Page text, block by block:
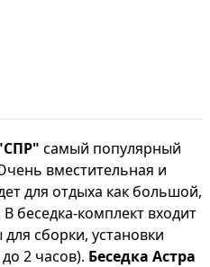
самый популярный
вместительная и
для отдыха как большой,
беседка-комплект входит
сборки, установки
2 часов). Беседка Астра